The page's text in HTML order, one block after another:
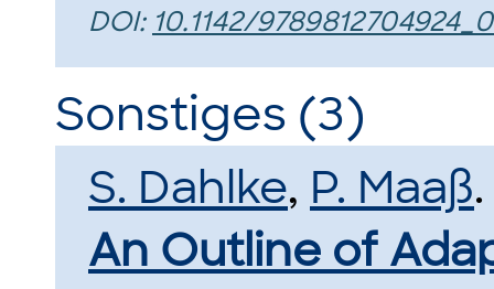
DOI: 10.1142/
Sonstiges (3)
S. Dahlke, P. Maaß.
An Outline of